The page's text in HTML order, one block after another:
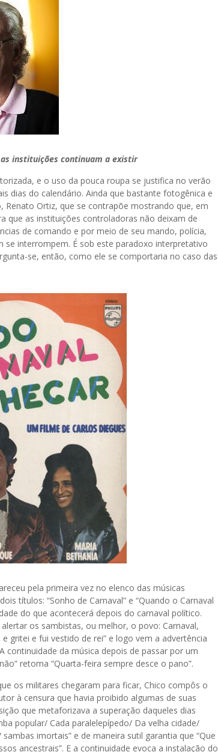
instituições continuam a existir
e o uso da pouca roupa se justifica no verão
dias do calendário. Ainda que bastante fotogênica e
Ortiz, que se contrapõe mostrando que, em
que as instituições controladoras não deixam de
de comando e por meio de seu mando, polícia,
se interrompem. É sob este paradoxo interpretativo
se, então, como ele se comportaria no caso das
pela primeira vez no elenco das músicas
títulos: “Sonho de Carnaval” e “Quando o Carnaval
do que acontecerá depois do carnaval político.
os sambistas, ou melhor, o povo: Carnaval,
gritei e fui vestido de rei” e logo vem a advertência
continuidade da música depois de passar por um
retoma “Quarta-feira sempre desce o pano”.
os militares chegaram para ficar, Chico compôs o
à censura que havia proibido algumas de suas
que metaforizava a superação daqueles dias
popular/ Cada paralelepípedo/ Da velha cidade/
imortais” e de maneira sutil garantia que “Que
ancestrais”. E a continuidade evoca a instalação do